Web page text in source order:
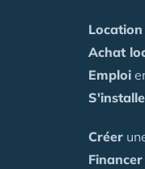
Achat
Emploi
Créer
Financer